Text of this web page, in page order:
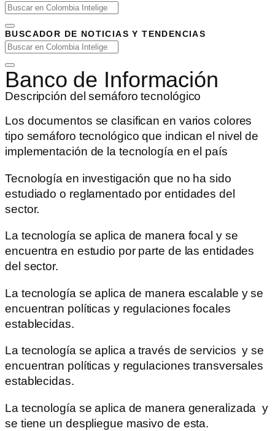
BUSCADOR DE NOTICIAS Y TENDENCIAS
Banco de Información
Descripción del semáforo tecnológico
Los documentos se clasifican en varios colores
tipo semáforo tecnológico que indican el nivel de
implementación de la tecnología en el país
Tecnología en investigación que no ha sido
estudiado o reglamentado por entidades del
sector.
La tecnología se aplica de manera focal y se
encuentra en estudio por parte de las entidades
del sector.
La tecnología se aplica de manera escalable y se
encuentran políticas y regulaciones focales
establecidas.
La tecnología se aplica a través de servicios y se
encuentran políticas y regulaciones transversales
establecidas.
La tecnología se aplica de manera generalizada y
se tiene un despliegue masivo de esta.